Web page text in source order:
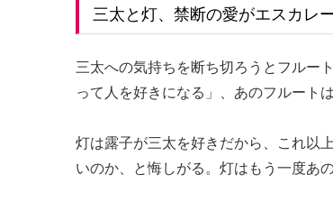
三太と灯、禁断の愛がエスカレ
三太への気持ちを断ち切ろうとフルー
って人を好きになる」、あのフルート
灯は露子が三太を好きだから、これ以
いのか、と悔しがる。灯はもう一度あ